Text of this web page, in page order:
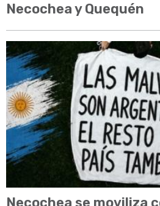
Necochea y Quequén
Necochea se moviliza